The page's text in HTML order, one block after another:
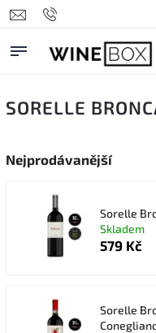
SORELLE
Nejprodávanější
Sorelle
Skladem
579 Kč
Sorelle